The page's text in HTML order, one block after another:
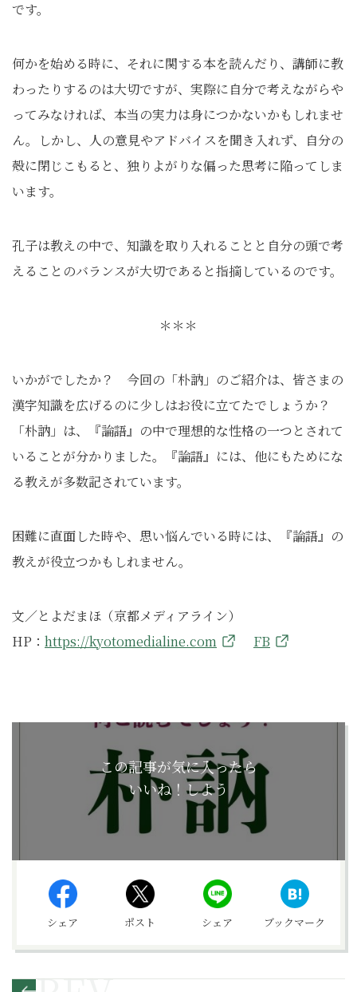
です。
何かを始める時に、それに関する本を読んだり、講師に教
わったりするのは大切ですが、実際に自分で考えながらや
ってみなければ、本当の実力は身につかないかもしれませ
ん。しかし、人の意見やアドバイスを聞き入れず、自分の
殻に閉じこもると、独りよがりな偏った思考に陥ってしま
います。
孔子は教えの中で、知識を取り入れることと自分の頭で考
えることのバランスが大切であると指摘しているのです。
＊＊＊
いかがでしたか？ 今回の「朴訥」のご紹介は、皆さまの
漢字知識を広げるのに少しはお役に立てたでしょうか？
「朴訥」は、『論語』の中で理想的な性格の一つとされて
いることが分かりました。『論語』には、他にもためにな
る教えが多数記されています。
困難に直面した時や、思い悩んでいる時には、『論語』の
教えが役立つかもしれません。
文／とよだまほ（京都メディアライン）
HP： https://kyotomedialine.com FB
この記事が気に入ったら
いいね！しよう
シェア ポスト シェア ブックマーク